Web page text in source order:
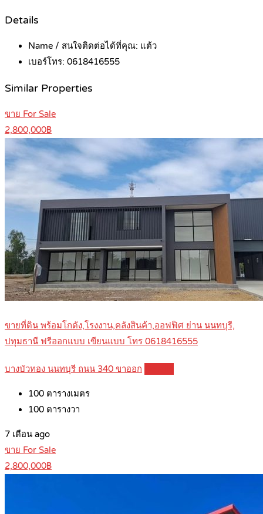
Details
Name / สนใจติดต่อได้ที่คุณ: แต้ว
เบอร์โทร: 0618416555
Similar Properties
ขาย For Sale
2,800,000฿
ขายที่ดิน พร้อมโกดัง,โรงงาน,คลังสินค้า,ออฟฟิศ ย่าน นนทบุรี,
ปทุมธานี ฟรีออกแบบ เขียนแบบ โทร 0618416555
บางบัวทอง นนทบุรี ถนน 340 ขาออก
100 ตารางเมตร
100 ตารางวา
7 เดือน ago
ขาย For Sale
2,800,000฿